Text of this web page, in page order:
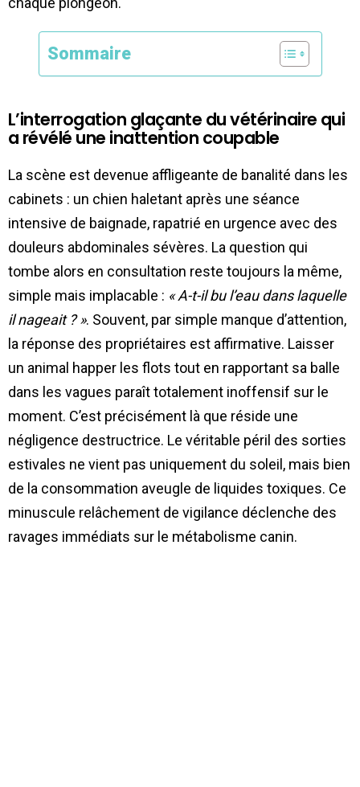
Sommaire
L’interrogation glaçante du vétérinaire qui
a révélé une inattention coupable
La scène est devenue affligeante de banalité dans les
cabinets : un chien haletant après une séance
intensive de baignade, rapatrié en urgence avec des
douleurs abdominales sévères. La question qui
tombe alors en consultation reste toujours la même,
simple mais implacable : « A-t-il bu l’eau dans laquelle
il nageait ? ». Souvent, par simple manque d’attention,
la réponse des propriétaires est affirmative. Laisser
un animal happer les flots tout en rapportant sa balle
dans les vagues paraît totalement inoffensif sur le
moment. C’est précisément là que réside une
négligence destructrice. Le véritable péril des sorties
estivales ne vient pas uniquement du soleil, mais bien
de la consommation aveugle de liquides toxiques. Ce
minuscule relâchement de vigilance déclenche des
ravages immédiats sur le métabolisme canin.